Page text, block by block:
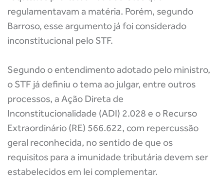
regulamentavam a matéria. Porém, segundo
Barroso, esse argumento já foi considerado
inconstitucional pelo STF.
Segundo o entendimento adotado pelo ministro,
o STF já definiu o tema ao julgar, entre outros
processos, a Ação Direta de
Inconstitucionalidade (ADI) 2.028 e o Recurso
Extraordinário (RE) 566.622, com repercussão
geral reconhecida, no sentido de que os
requisitos para a imunidade tributária devem ser
estabelecidos em lei complementar.